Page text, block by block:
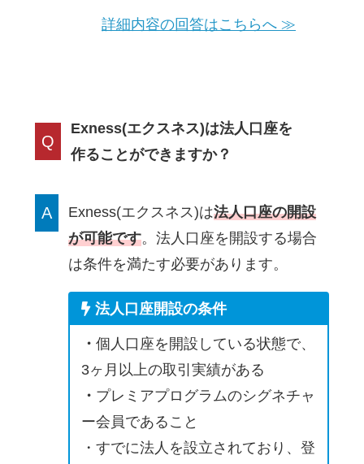
詳細内容の回答はこちらへ ≫
Q
Exness(エクスネス)は法人口座を
作ることができますか？
A Exness(エクスネス)は法人口座の開設
が可能です。法人口座を開設する場合
は条件を満たす必要があります。
法人口座開設の条件
・個人口座を開設している状態で、
3ヶ月以上の取引実績がある
・ プレミアプログラムのシグネチャ
ー会員であること
・すでに法人を設立されており、登